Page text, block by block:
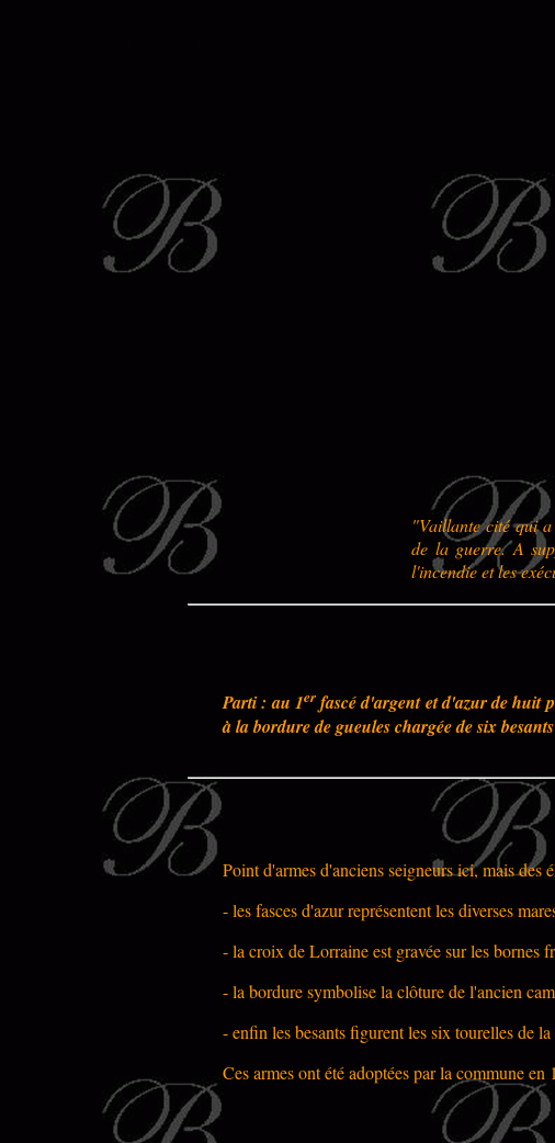
"Vaillante cité qui a
de la guerre. A
l'incendie et les
Parti : au 1erfascé d'argent et d'azur de huit
à la bordure de gueules chargée de six
Point d'armes d'anciens seigneurs ici, mais des
- les fasces d'azur représentent les diverses
- la croix de Lorraine est gravée sur les bornes
- la bordure symbolise la clôture de l'ancien
- enfin les besants figurent les six tourelles de
Ces armes ont été adoptées par la commune en